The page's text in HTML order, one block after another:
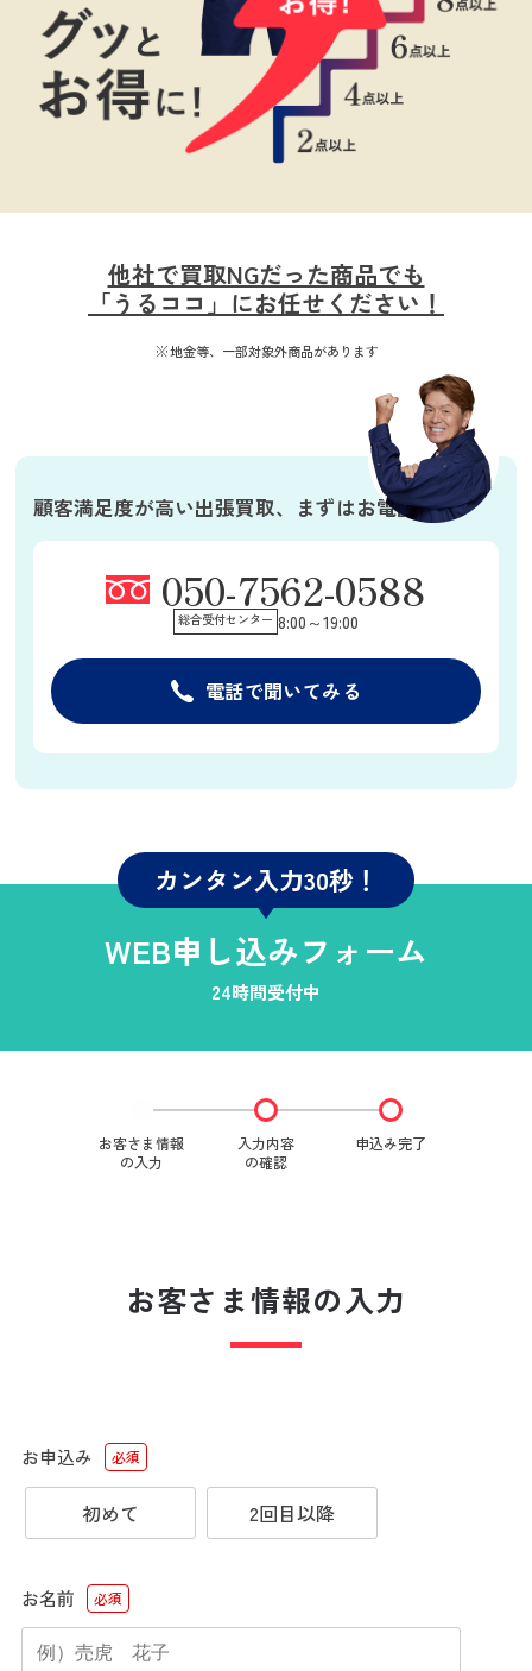
他社で買取NGだった商品でも
「うるココ」にお任せください！
地金等、一部対象外商品があります
顧客満足度が高い出張買取、 まずはお電話を！
050-7562-0588
総合受付センター 8:00～19:00
電話で聞いてみる
カンタン入力30秒！
WEB申し込みフォーム
24時間受付中
お客さま情報
の入力
入力内容
の確認
申込み完了
お客さま情報の入力
必須
お申込み
初めて 2回目以降
必須
お名前